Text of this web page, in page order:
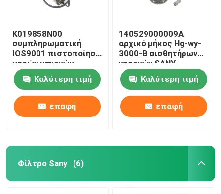
K019858N00
συμπληρωματική
IOS9001 πιστοποίηση
μερών μηχανών
γερανών
Καλύτερη τιμή
επαφή
140529000009A
αρχικό μήκος Hg-wy-
3000-Β αισθητήρων
γερανών SANY
Καλύτερη τιμή
επαφή
Φίλτρο Sany (6)